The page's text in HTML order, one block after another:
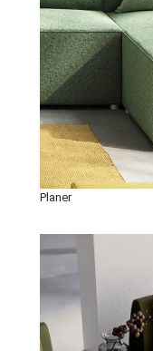
Planer